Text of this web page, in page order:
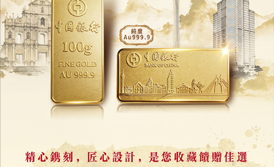
27/07/2026 10